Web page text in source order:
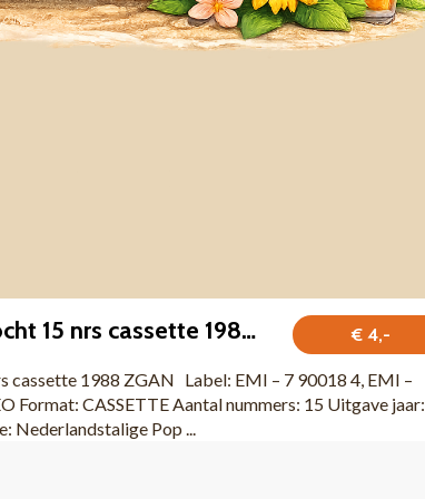
€ 4,-
Robert Long – Hartstocht 15 nrs cassette 1988 ZGAN
cassette 1988 ZGAN Label: EMI – 7 90018 4, EMI –
Format: CASSETTE Aantal nummers: 15 Uitgave jaar:
Nederlandstalige Pop ...